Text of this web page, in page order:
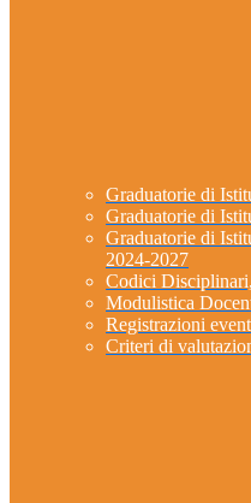
Graduatorie di
Graduatorie di
Graduatorie di
2024-2027
Codici
Modulistica
Registrazioni
Criteri di